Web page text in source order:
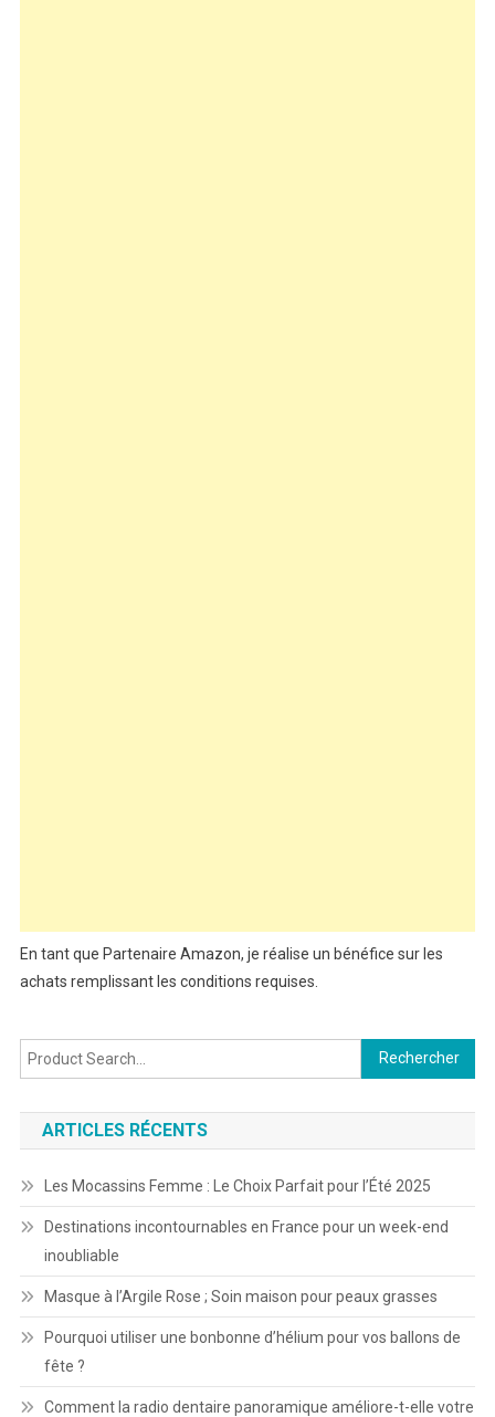
En tant que Partenaire Amazon, je réalise un bénéfice sur les
achats remplissant les conditions requises.
Rechercher :
ARTICLES RÉCENTS
Les Mocassins Femme : Le Choix Parfait pour l’Été 2025
Destinations incontournables en France pour un week-end
inoubliable
Masque à l’Argile Rose ; Soin maison pour peaux grasses
Pourquoi utiliser une bonbonne d’hélium pour vos ballons de
fête ?
Comment la radio dentaire panoramique améliore-t-elle votre